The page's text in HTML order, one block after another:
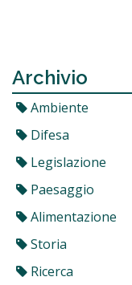
Archivio
Ambiente
Difesa
Legislazione
Paesaggio
Alimentazione
Storia
Ricerca